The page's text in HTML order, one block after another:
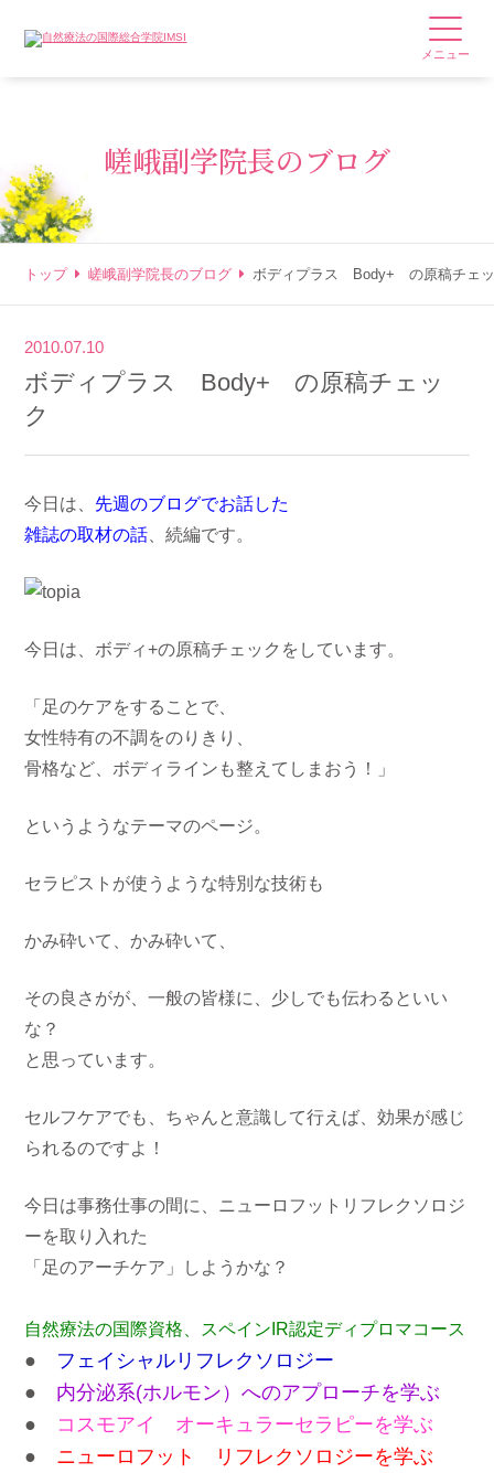
メニュー
嵯峨副学院長のブログ
トップ 嵯峨副学院長のブログ ボディプラス Body+ の原稿チェ
2010.07.10
ボディプラス Body+ の原稿チェッ
ク
今日は、 先週のブログでお話した
雑誌の取材の話 、続編です。
今日は、ボディ+の原稿チェックをしています。
「足のケアをすることで、
女性特有の不調をのりきり、
骨格など、ボディラインも整えてしまおう！」
というようなテーマのページ。
セラピストが使うような特別な技術も
かみ砕いて、かみ砕いて、
その良さがが、一般の皆様に、少しでも伝わるといい
な？
と思っています。
セルフケアでも、ちゃんと意識して行えば、効果が感じ
られるのですよ！
今日は事務仕事の間に、ニューロフットリフレクソロジ
ーを取り入れた
「足のアーチケア」しようかな？
自然療法の国際資格、 スペインIR認定ディプロマコース
● フェイシャルリフレクソロジー
● 内分泌系(ホルモン）へのアプローチを学ぶ
● コスモアイ オーキュラーセラピーを学ぶ
● ニューロフット リフレクソロジーを学ぶ